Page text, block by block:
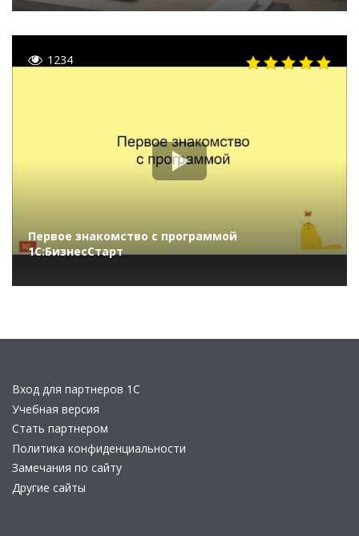
1234
Первое знакомство с программой
1С:БизнесСтарт
Вход для партнеров 1С
Учебная версия
Стать партнером
Политика конфиденциальности
Замечания по сайту
Другие сайты